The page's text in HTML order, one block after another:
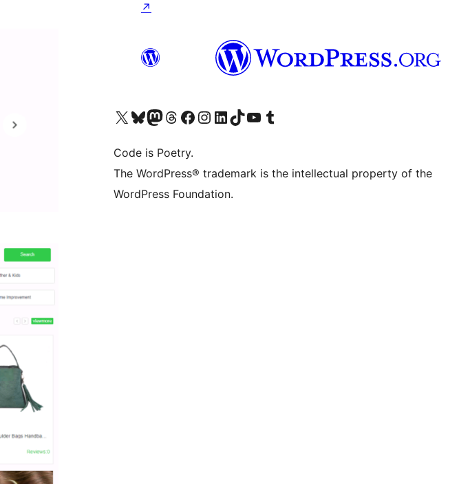
↗
ຢ້ຽມຊົມບັນຊີ X (ຊື່ເກົ່າ Twitter) ຂອງພວກເຮົາຢ້ຽມຊົມບັນຊີ Bluesky ຂອງພວກເຮົາຢ້ຽມຊົມບັນຊີ Mastodon ຂອງພວກເຮົາຢ້ຽມຊົມບັນຊີ Threads ຂອງພວກເຮົາຢ້ຽມຊົມໜ້າ Facebook ຂອງພວກເຮົາຢ້ຽມຊົມບັນຊີ Instagram ຂອງພວກເຮົາຢ້ຽມຊົມບັນຊີ LinkedIn ຂອງພວກເຮົາຢ້ຽມຊົມບັນຊີ TikTok ຂອງພວກເຮົາຢ້ຽມຊົມຊ່ອງ YouTube ຂອງພວກເຮົາຢ້ຽມຊົມບັນຊີ Tumblr ຂອງພວກເຮົາ
Code is Poetry.
The WordPress® trademark is the intellectual property of the
WordPress Foundation.